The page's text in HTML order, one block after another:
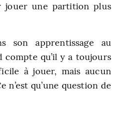
jouer une partition plus
son apprentissage au
compte qu’il y a toujours
à jouer, mais aucun
n’est qu’une question de